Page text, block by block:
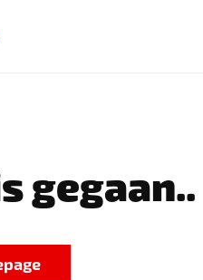
gegaan..